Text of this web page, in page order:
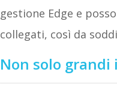
gestione Edge e
collegati, così da
Non solo grandi